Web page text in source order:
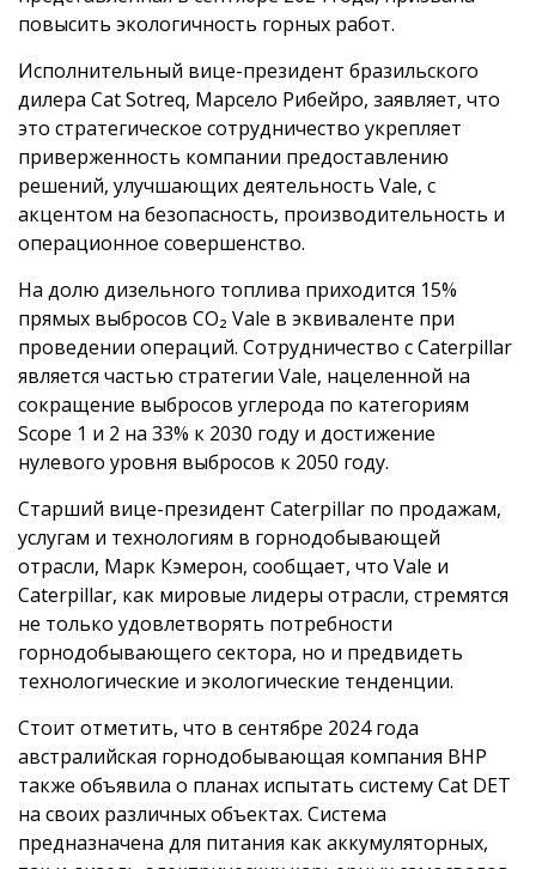
повысить экологичность горных работ.
Исполнительный вице-президент бразильского
дилера Cat Sotreq, Марсело Рибейро, заявляет, что
это стратегическое сотрудничество укрепляет
приверженность компании предоставлению
решений, улучшающих деятельность Vale, с
акцентом на безопасность, производительность и
операционное совершенство.
На долю дизельного топлива приходится 15%
прямых выбросов CO₂ Vale в эквиваленте при
проведении операций. Сотрудничество с Caterpillar
является частью стратегии Vale, нацеленной на
сокращение выбросов углерода по категориям
Scope 1 и 2 на 33% к 2030 году и достижение
нулевого уровня выбросов к 2050 году.
Старший вице-президент Caterpillar по продажам,
услугам и технологиям в горнодобывающей
отрасли, Марк Кэмерон, сообщает, что Vale и
Caterpillar, как мировые лидеры отрасли, стремятся
не только удовлетворять потребности
горнодобывающего сектора, но и предвидеть
технологические и экологические тенденции.
Стоит отметить, что в сентябре 2024 года
австралийская горнодобывающая компания BHP
также объявила о планах испытать систему Cat DET
на своих различных объектах. Система
предназначена для питания как аккумуляторных,